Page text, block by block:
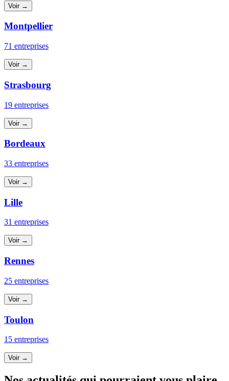
Voir →
Montpellier
71 entreprises
Voir →
Strasbourg
19 entreprises
Voir →
Bordeaux
33 entreprises
Voir →
Lille
31 entreprises
Voir →
Rennes
25 entreprises
Voir →
Toulon
15 entreprises
Voir →